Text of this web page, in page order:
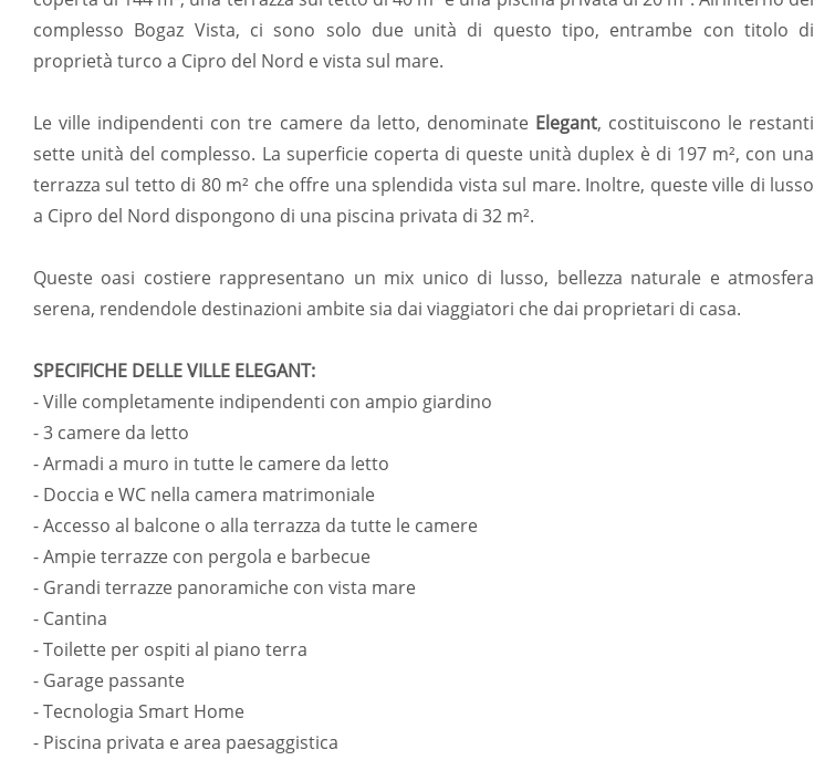
complesso Bogaz Vista, ci sono solo due unità di questo tipo, entrambe con titolo di
proprietà turco a Cipro del Nord e vista sul mare.
Le ville indipendenti con tre camere da letto, denominate Elegant, costituiscono le restanti
sette unità del complesso. La superficie coperta di queste unità duplex è di 197 m², con una
terrazza sul tetto di 80 m² che offre una splendida vista sul mare. Inoltre, queste ville di lusso
a Cipro del Nord dispongono di una piscina privata di 32 m².
Queste oasi costiere rappresentano un mix unico di lusso, bellezza naturale e atmosfera
serena, rendendole destinazioni ambite sia dai viaggiatori che dai proprietari di casa.
SPECIFICHE DELLE VILLE ELEGANT:
- Ville completamente indipendenti con ampio giardino
- 3 camere da letto
- Armadi a muro in tutte le camere da letto
- Doccia e WC nella camera matrimoniale
- Accesso al balcone o alla terrazza da tutte le camere
- Ampie terrazze con pergola e barbecue
- Grandi terrazze panoramiche con vista mare
- Cantina
- Toilette per ospiti al piano terra
- Garage passante
- Tecnologia Smart Home
- Piscina privata e area paesaggistica